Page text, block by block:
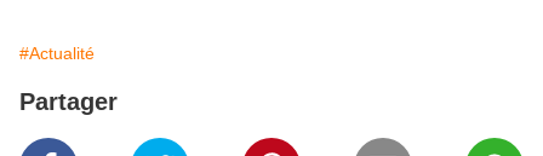
#Actualité
Partager